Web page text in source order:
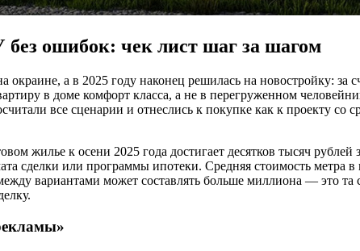
ошибок: чек лист шаг за шагом
а в 2025 году наконец решилась на новостройку: за
в доме комфорт класса, а не в перегруженном
все сценарии и отнеслись к покупке как к проекту
жилье к осени 2025 года достигает десятков тысяч рублей
сделки или программы ипотеки. Средняя стоимость метра
вариантами может составлять больше миллиона — это